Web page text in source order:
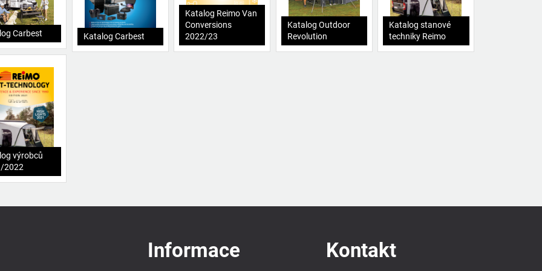
Carbest Katalog Carbest
Katalog Reimo Van
Conversions
2022/23
Katalog Outdoor
Revolution
Katalog stanové
techniky Reimo
výrobců
2022
Informace Kontakt